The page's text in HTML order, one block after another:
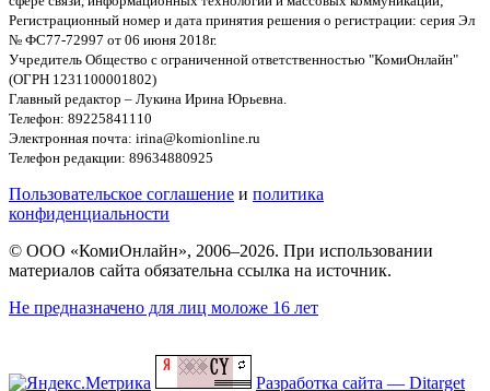
Регистрационный номер и дата принятия решения о регистрации: серия Эл
№ ФС77-72997 от 06 июня 2018г.
Учредитель Общество с ограниченной ответственностью "КомиОнлайн"
(ОГРН 1231100001802)
Главный редактор – Лукина Ирина Юрьевна.
Телефон: 89225841110
Электронная почта: irina@komionline.ru
Телефон редакции: 89634880925
Пользовательское соглашение и политика
конфиденциальности
© ООО «КомиОнлайн», 2006–2026. При использовании
материалов сайта обязательна ссылка на источник.
Не предназначено для лиц моложе 16 лет
Разработка сайта — Ditarget